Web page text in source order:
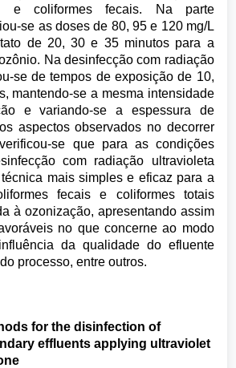
e coliformes fecais. Na parte
se as doses de 80, 95 e 120 mg/L
de 20, 30 e 35 minutos para a
Na desinfecção com radiação
se de tempos de exposição de 10,
mantendo-se a mesma intensidade
e variando-se a espessura de
aspectos observados no decorrer
se que para as condições
com radiação ultravioleta
mais simples e eficaz para a
fecais e coliformes totais
à ozonização, apresentando assim
no que concerne ao modo
da qualidade do efluente
processo, entre outros.
for the disinfection of
effluents applying ultraviolet